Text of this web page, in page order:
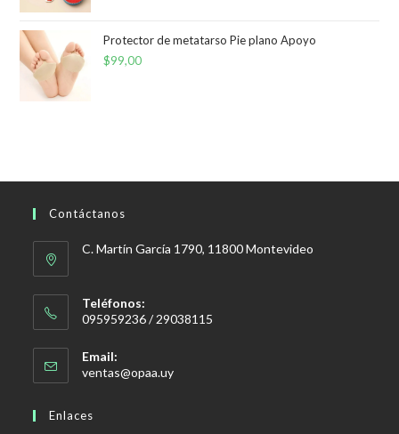
Protector de metatarso Pie plano Apoyo
$99,00
Contáctanos
C. Martín García 1790, 11800 Montevideo
Teléfonos:
095959236 / 29038115
Email:
ventas@opaa.uySe
Enlaces